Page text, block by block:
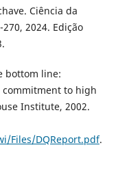
Ciência da
2024. Edição
bottom line:
commitment to high
Institute, 2002.
Files/DQReport.pdf.